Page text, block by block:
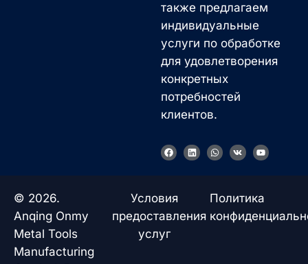
также предлагаем
индивидуальные
услуги по обработке
для удовлетворения
конкретных
потребностей
клиентов.
F
a
o
L
i
W
h
a
p
V
k
Y
o
e
© 2026.
Anqing Onmy
Metal Tools
Manufacturing
Условия
предоставления
услуг
Политика